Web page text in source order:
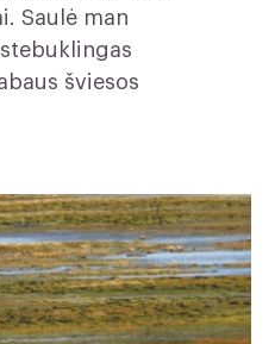
Saulė man
šviesos